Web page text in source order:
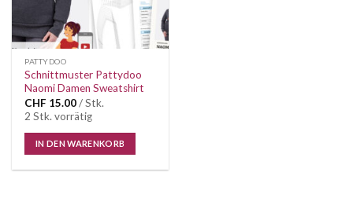
PATTYDOO
Schnittmuster Pattydoo
Naomi Damen Sweatshirt
CHF 15.00/ Stk.
2 Stk. vorrätig
IN DEN WARENKORB